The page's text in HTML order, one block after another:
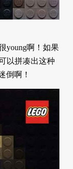
young啊！如果
以拼凑出这种
倒啊！